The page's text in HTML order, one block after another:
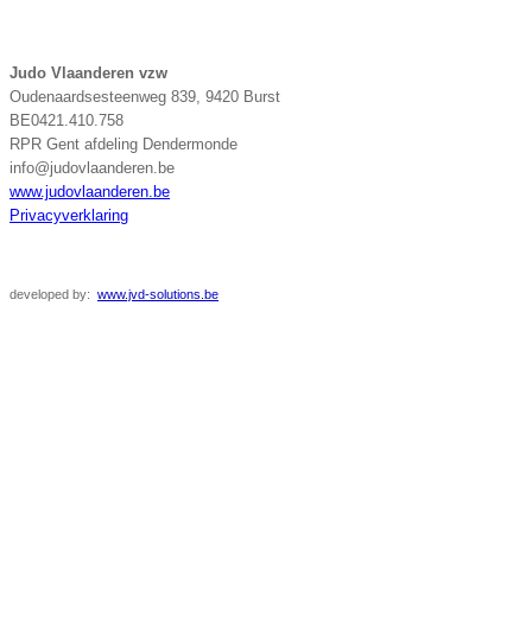
Judo Vlaanderen vzw
Oudenaardsesteenweg 839, 9420 Burst
BE0421.410.758
RPR Gent afdeling Dendermonde
info@judovlaanderen.be
www.judovlaanderen.be
Privacyverklaring
developed by: www.jvd-solutions.be